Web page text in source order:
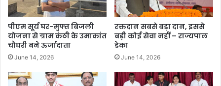
पीएम सूर्य घर-मुफ्त बिजली
योजना से ग्राम कंठी के उमाकांत
चौधरी बने ऊर्जादाता
June 14, 2026
रक्तदान सबसे बड़ा दान, इससे
बड़ी कोई सेवा नहीं – राज्यपाल
डेका
June 14, 2026